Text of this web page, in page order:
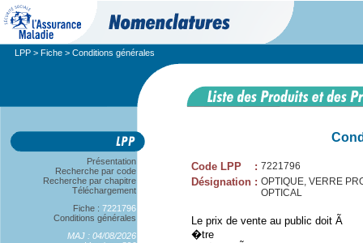
LPP > Fiche > Conditions générales
Présentation
Recherche par code
Recherche par chapitre
Téléchargement
Fiche : 7221796
Conditions générales
MAJ : 04/08/2026
Code LPP : 7221796
Désignation : OPTIQUE, VERRE
OPTICAL
Le prix de vente au public doit Ã
�tre